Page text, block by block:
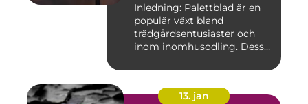
Inledning: Palettblad är en
populär växt bland
trädgårdsentusiaster och
inom inomhusodling. Dess
13. jan